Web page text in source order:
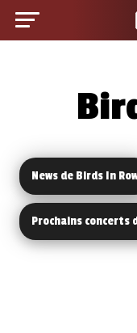
News de Birds In
Prochains concerts